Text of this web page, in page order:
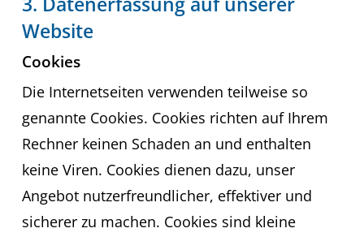
Website
Cookies
Die Internetseiten verwenden teilweise so
genannte Cookies. Cookies richten auf Ihrem
Rechner keinen Schaden an und enthalten
keine Viren. Cookies dienen dazu, unser
Angebot nutzerfreundlicher, effektiver und
sicherer zu machen. Cookies sind kleine